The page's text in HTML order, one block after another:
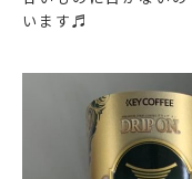
います♬